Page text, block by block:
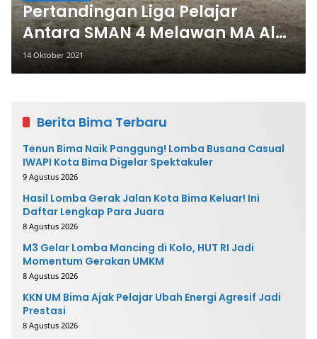
Pertandingan Liga Pelajar
Antara SMAN 4 Melawan MA Al
Husainy Diwarnai Perkelahian
14 Oktober 2021
Berita Bima Terbaru
Tenun Bima Naik Panggung! Lomba Busana Casual
IWAPI Kota Bima Digelar Spektakuler
9 Agustus 2026
Hasil Lomba Gerak Jalan Kota Bima Keluar! Ini
Daftar Lengkap Para Juara
8 Agustus 2026
M3 Gelar Lomba Mancing di Kolo, HUT RI Jadi
Momentum Gerakan UMKM
8 Agustus 2026
KKN UM Bima Ajak Pelajar Ubah Energi Agresif Jadi
Prestasi
8 Agustus 2026